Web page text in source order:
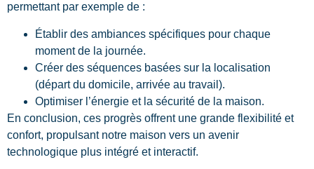
permettant par exemple de :
Établir des ambiances spécifiques pour chaque
moment de la journée.
Créer des séquences basées sur la localisation
(départ du domicile, arrivée au travail).
Optimiser l’énergie et la sécurité de la maison.
En conclusion, ces progrès offrent une grande flexibilité et
confort, propulsant notre maison vers un avenir
technologique plus intégré et interactif.